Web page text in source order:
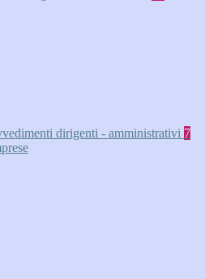
dirigenti - amministrativi 7